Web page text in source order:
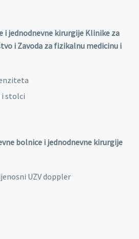
i jednodnevne kirurgije Klinike za
i Zavoda za fizikalnu medicinu i
stolci
bolnice i jednodnevne kirurgije
UZV doppler